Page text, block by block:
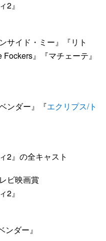
2』
サイド・ミー』『リト
』『マチェーテ』
ンダー』『エクリプス/ト
2』の全キャスト
ビ映画賞
2』
ダー』